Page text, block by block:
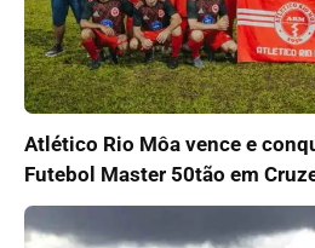
Atlético Rio Môa vence e
Futebol Master 50tão em